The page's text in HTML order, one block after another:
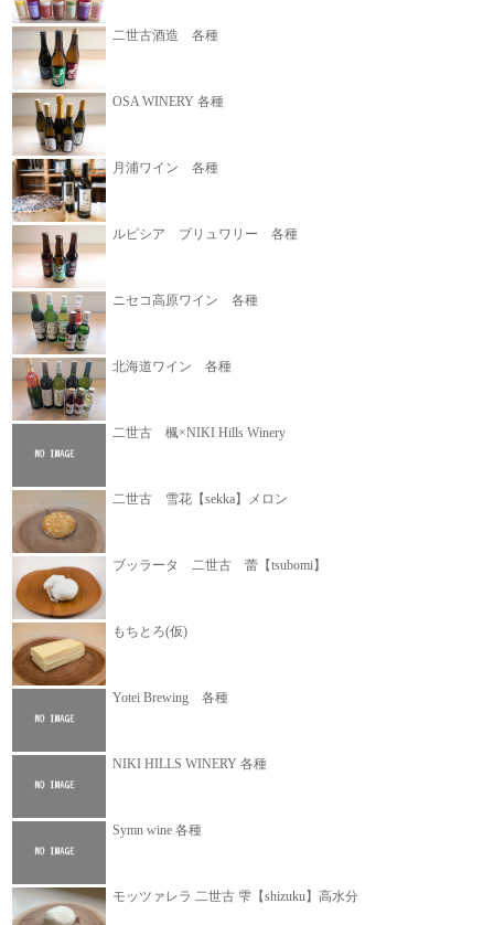
二世古酒造 各種
OSA WINERY 各種
月浦ワイン 各種
ルピシア ブリュワリー 各種
ニセコ高原ワイン 各種
北海道ワイン 各種
二世古 楓×NIKI Hills Winery
二世古 雪花【sekka】メロン
ブッラータ 二世古 蕾【tsubomi】
もちとろ(仮)
Yotei Brewing 各種
NIKI HILLS WINERY 各種
Symn wine 各種
モッツァレラ 二世古 雫【shizuku】高水分